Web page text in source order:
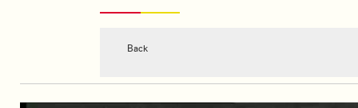
Back